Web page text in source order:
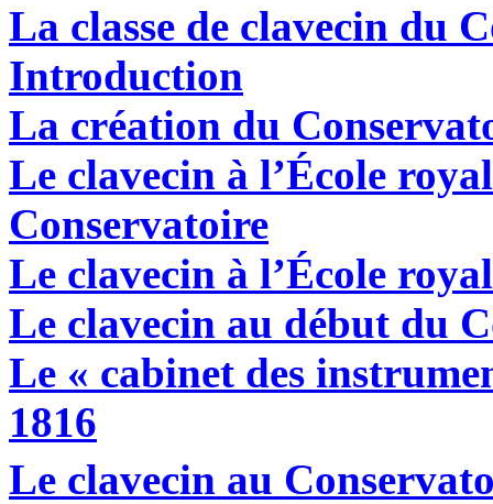
La classe de clavecin du
Introduction
La création du
Le clavecin à l’École
Conservatoire
Le clavecin à l’École
Le clavecin au début du
Le « cabinet des
1816
Le clavecin au